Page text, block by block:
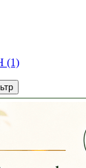
(1)